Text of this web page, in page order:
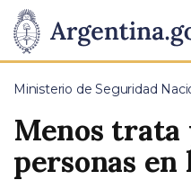
Presidencia
de
la
Nación
Pasar al contenido
Ministerio de Seguridad
Menos trata
personas